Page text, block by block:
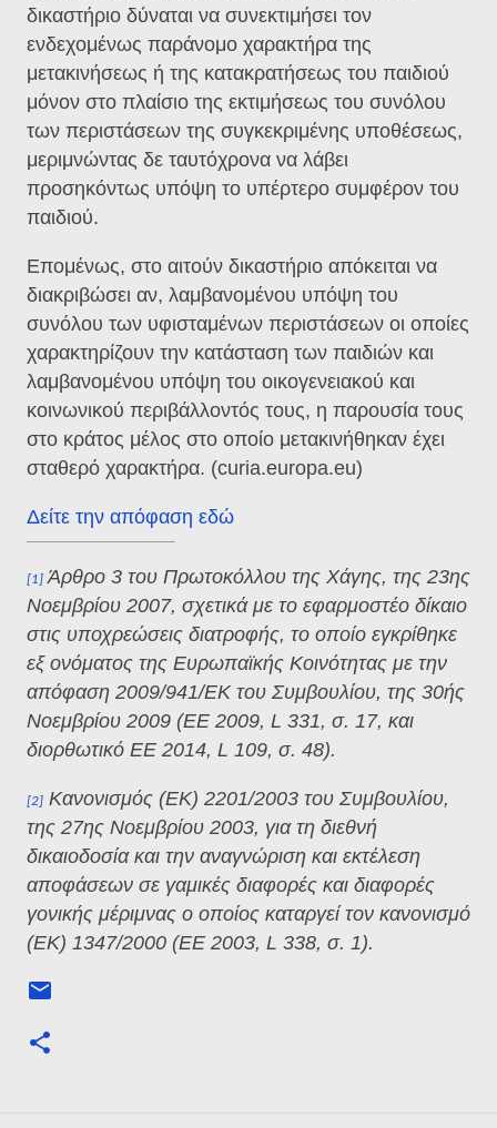
δικαστήριο δύναται να συνεκτιμήσει τον
ενδεχομένως παράνομο χαρακτήρα της
μετακινήσεως ή της κατακρατήσεως του παιδιού
μόνον στο πλαίσιο της εκτιμήσεως του συνόλου
των περιστάσεων της συγκεκριμένης υποθέσεως,
μεριμνώντας δε ταυτόχρονα να λάβει
προσηκόντως υπόψη το υπέρτερο συμφέρον του
παιδιού.
Επομένως, στο αιτούν δικαστήριο απόκειται να
διακριβώσει αν, λαμβανομένου υπόψη του
συνόλου των υφισταμένων περιστάσεων οι οποίες
χαρακτηρίζουν την κατάσταση των παιδιών και
λαμβανομένου υπόψη του οικογενειακού και
κοινωνικού περιβάλλοντός τους, η παρουσία τους
στο κράτος μέλος στο οποίο μετακινήθηκαν έχει
σταθερό χαρακτήρα. (curia.europa.eu)
Δείτε την απόφαση εδώ
[1] Άρθρο 3 του Πρωτοκόλλου της Χάγης, της 23ης
Νοεμβρίου 2007, σχετικά με το εφαρμοστέο δίκαιο
στις υποχρεώσεις διατροφής, το οποίο εγκρίθηκε
εξ ονόματος της Ευρωπαϊκής Κοινότητας με την
απόφαση 2009/941/ΕΚ του Συμβουλίου, της 30ής
Νοεμβρίου 2009 (ΕΕ 2009, L 331, σ. 17, και
διορθωτικό ΕΕ 2014, L 109, σ. 48).
[2] Κανονισμός (ΕΚ) 2201/2003 του Συμβουλίου,
της 27ης Νοεμβρίου 2003, για τη διεθνή
δικαιοδοσία και την αναγνώριση και εκτέλεση
αποφάσεων σε γαμικές διαφορές και διαφορές
γονικής μέριμνας ο οποίος καταργεί τον κανονισμό
(ΕΚ) 1347/2000 (ΕΕ 2003, L 338, σ. 1).